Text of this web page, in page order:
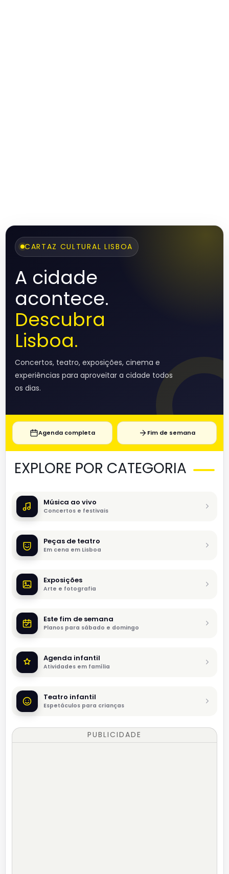
CARTAZ CULTURAL LISBOA
A cidade
acontece.
Descubra
Lisboa.
Concertos, teatro, exposições, cinema e
experiências para aproveitar a cidade todos
os dias.
Agenda completa Fim de semana
EXPLORE POR CATEGORIA
Música ao vivo
Concertos e festivais
Peças de teatro
Em cena em Lisboa
Exposições
Arte e fotografia
Este fim de semana
Planos para sábado e domingo
Agenda infantil
Atividades em família
Teatro infantil
Espetáculos para crianças
PUBLICIDADE